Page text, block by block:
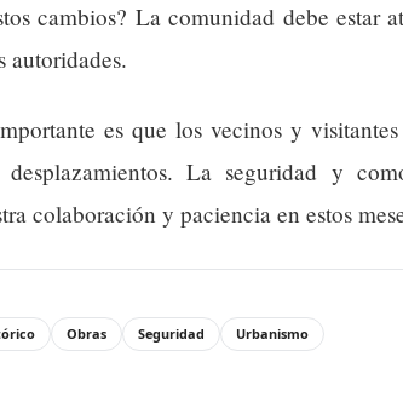
cambios? La comunidad debe estar
autoridades.
es que los vecinos y
La seguridad y
colaboración y paciencia en estos
Obras Seguridad Urbanismo